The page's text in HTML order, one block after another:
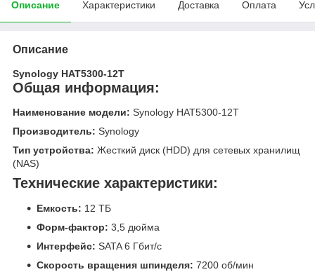
Описание Характеристики Доставка Оплата
Описание
Synology HAT5300-12T
Общая информация:
Наименование модели: Synology HAT5300-12T
Производитель: Synology
Тип устройства: Жесткий диск (HDD) для сетевых хранилищ
(NAS)
Технические характеристики:
Емкость: 12 ТБ
Форм-фактор: 3,5 дюйма
Интерфейс: SATA 6 Гбит/с
Скорость вращения шпинделя: 7200 об/мин